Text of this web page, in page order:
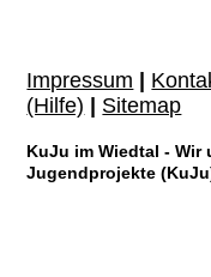
Impressum
(Hilfe)
Sitemap
KuJu im Wiedtal -
Jugendprojekte